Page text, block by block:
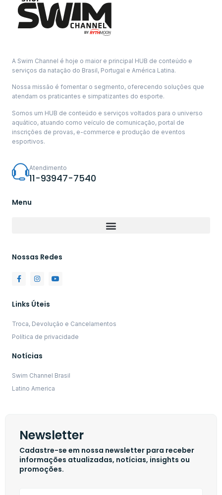
A Swim Channel é hoje o maior e principal HUB de conteúdo e
serviços da natação do Brasil, Portugal e América Latina.
Nossa missão é fomentar o segmento, oferecendo soluções que
atendam os praticantes e simpatizantes do esporte.
Somos um HUB de conteúdo e serviços voltados para o universo
aquático, atuando como veículo de comunicação, portal de
inscrições de provas, e-commerce e produção de eventos
esportivos.
Atendimento
11-93947-7540
Menu
Nossas Redes
Links Úteis
Troca, Devolução e Cancelamentos
Política de privacidade
Notícias
Swim Channel Brasil
Latino America
Newsletter
Cadastre-se em nossa newsletter para receber
informações atualizadas, notícias, insights ou
promoções.